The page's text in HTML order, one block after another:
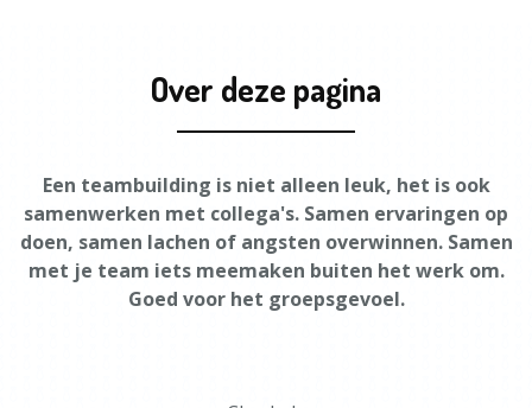
Over deze pagina
Een teambuilding is niet alleen leuk, het is ook
samenwerken met collega's. Samen ervaringen op
doen, samen lachen of angsten overwinnen. Samen
met je team iets meemaken buiten het werk om.
Goed voor het groepsgevoel.